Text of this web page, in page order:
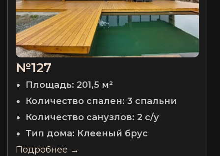
№127
Площадь: 201,5 м²
Количество спален: 3 спальни
Количество санузлов: 2 с/у
Тип дома: Клееный брус
Подробнее →